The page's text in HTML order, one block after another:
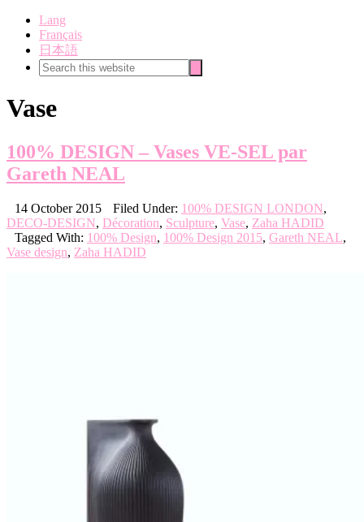
Lang
Français
日本語
Search
this
Vase
100% DESIGN – Vases VE-SEL par
Gareth NEAL
14 October 2015 Filed Under: 100% DESIGN LONDON,
DECO-DESIGN, Décoration, Sculpture, Vase, Zaha HADID
Tagged With: 100% Design, 100% Design 2015, Gareth NEAL,
Vase design, Zaha HADID